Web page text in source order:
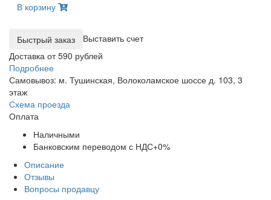
В корзину
Выставить счет
Доставка от 590 рублей
Подробнее
Самовывоз: м. Тушинская, Волоколамское шоссе д. 103, 3
этаж
Схема проезда
Оплата
Наличными
Банковским переводом с НДС+0%
Описание
Отзывы
Вопросы продавцу